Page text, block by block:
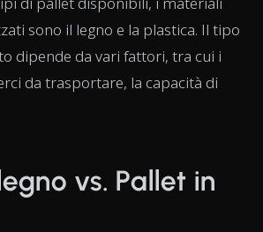
sono il legno e la plastica. Il tipo
dipende da vari fattori, tra cui i
da trasportare, la capacità di
vs. Pallet in